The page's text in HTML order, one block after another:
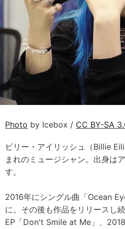
Photo by Icebox / CC BY-SA
ビリー・アイリッシュ（Billie
まれのミュージシャン。出身は
す。
2016年にシングル曲「Ocean
に。その後も作品をリリースし
EP「Don't Smile at Me」、